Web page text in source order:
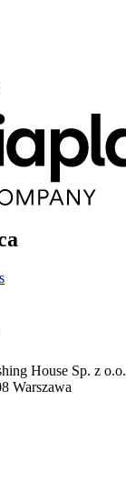
House Sp. z o.o.
Warszawa